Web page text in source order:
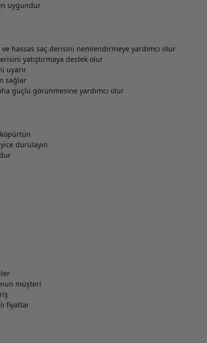
uygundur
hassas saç derisini nemlendirmeye yardımcı olur
yatıştırmaya destek olur
uyarır
sağlar
güçlü görünmesine yardımcı olur
durulayın
müşteri
fiyatlar